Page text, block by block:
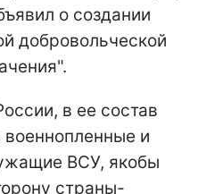
о создании
добровольческой
в ее состав
и
ВСУ, якобы
страны-